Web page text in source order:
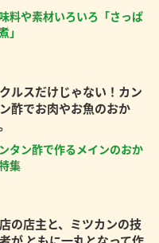
料や素材いろいろ「さっぱ
」
ルスだけじゃない！カン
酢でお肉やお魚のおか
タン酢で作るメインのおか
集
の店主と、ミツカンの技